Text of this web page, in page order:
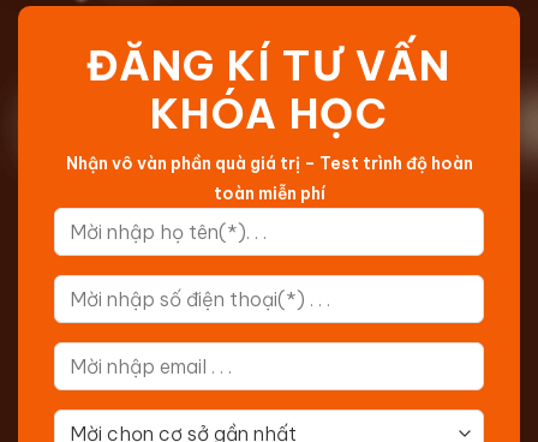
ĐĂNG KÍ TƯ VẤN
KHÓA HỌC
Nhận vô vàn phần quà giá trị – Test trình độ hoàn
toàn miễn phí